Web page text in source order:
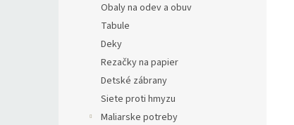
Obaly na odev a obuv
Tabule
Deky
Rezačky na papier
Detské zábrany
Siete proti hmyzu
Maliarske potreby